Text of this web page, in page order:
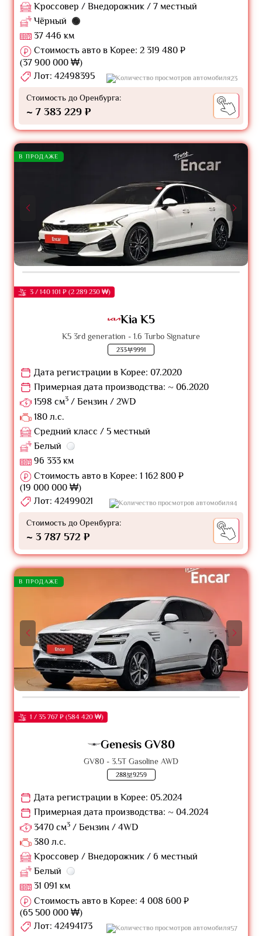
Кроссовер / Внедорожник / 7 местный
Чёрный
37 446 км
Стоимость авто в Корее: 2 319 480 ₽
(37 900 000 ₩)
Лот: 42498395
23
Стоимость до Оренбурга:
~ 7 383 229 ₽
В ПРОДАЖЕ
3 / 140 101 ₽ (2 289 230 ₩)
Kia K5
K5 3rd generation - 1.6 Turbo Signature
233부9991
Дата регистрации в Корее: 07.2020
Примерная дата производства: ~ 06.2020
1598 см3 / Бензин / 2WD
180 л.с.
Средний класс / 5 местный
Белый
96 333 км
Стоимость авто в Корее: 1 162 800 ₽
(19 000 000 ₩)
Лот: 42499021
4
Стоимость до Оренбурга:
~ 3 787 572 ₽
В ПРОДАЖЕ
1 / 35 767 ₽ (584 420 ₩)
Genesis GV80
GV80 - 3.5T Gasoline AWD
288보9259
Дата регистрации в Корее: 05.2024
Примерная дата производства: ~ 04.2024
3470 см3 / Бензин / 4WD
380 л.с.
Кроссовер / Внедорожник / 6 местный
Белый
31 091 км
Стоимость авто в Корее: 4 008 600 ₽
(65 500 000 ₩)
Лот: 42494173
57